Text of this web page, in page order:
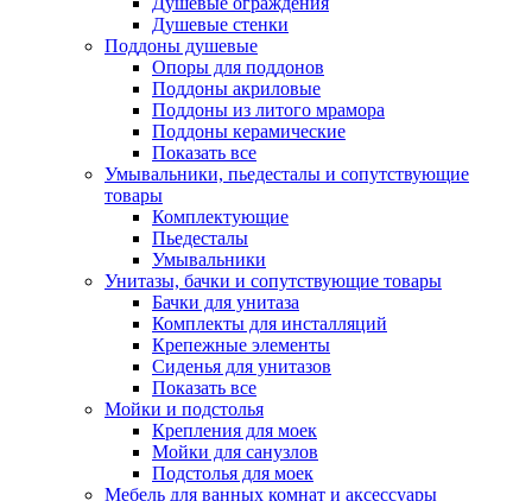
Душевые стенки
Поддоны душевые
Опоры для поддонов
Поддоны акриловые
Поддоны из литого мрамора
Поддоны керамические
Показать все
Умывальники, пьедесталы и сопутствующие
товары
Комплектующие
Пьедесталы
Умывальники
Унитазы, бачки и сопутствующие товары
Бачки для унитаза
Комплекты для инсталляций
Крепежные элементы
Сиденья для унитазов
Показать все
Мойки и подстолья
Крепления для моек
Мойки для санузлов
Подстолья для моек
Мебель для ванных комнат и аксессуары